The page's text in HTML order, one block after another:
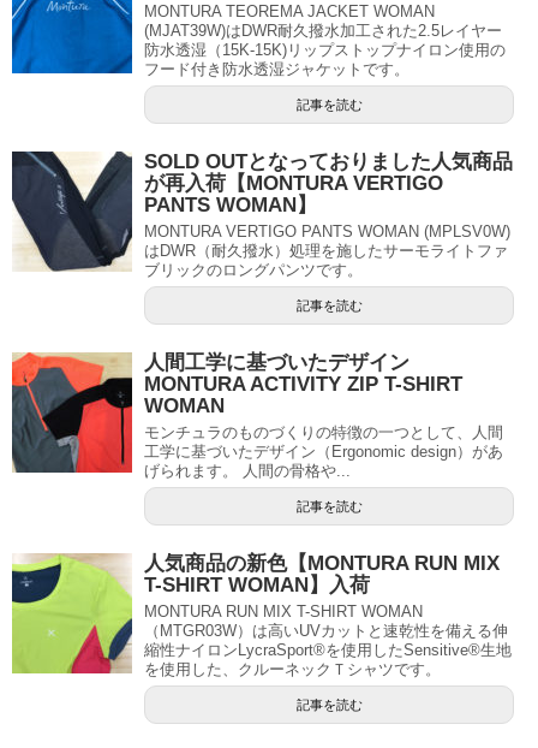
MONTURA TEOREMA JACKET WOMAN
(MJAT39W)はDWR耐久撥水加工された2.5レイヤー
防水透湿（15K-15K)リップストップナイロン使用の
フード付き防水透湿ジャケットです。
記事を読む
SOLD OUTとなっておりました人気商品
が再入荷【MONTURA VERTIGO
PANTS WOMAN】
MONTURA VERTIGO PANTS WOMAN (MPLSV0W)
はDWR（耐久撥水）処理を施したサーモライトファ
ブリックのロングパンツです。
記事を読む
人間工学に基づいたデザイン
MONTURA ACTIVITY ZIP T-SHIRT
WOMAN
モンチュラのものづくりの特徴の一つとして、人間
工学に基づいたデザイン（Ergonomic design）があ
げられます。 人間の骨格や...
記事を読む
人気商品の新色【MONTURA RUN MIX
T-SHIRT WOMAN】入荷
MONTURA RUN MIX T-SHIRT WOMAN
（MTGR03W）は高いUVカットと速乾性を備える伸
縮性ナイロンLycraSport®を使用したSensitive®生地
を使用した、クルーネックＴシャツです。
記事を読む